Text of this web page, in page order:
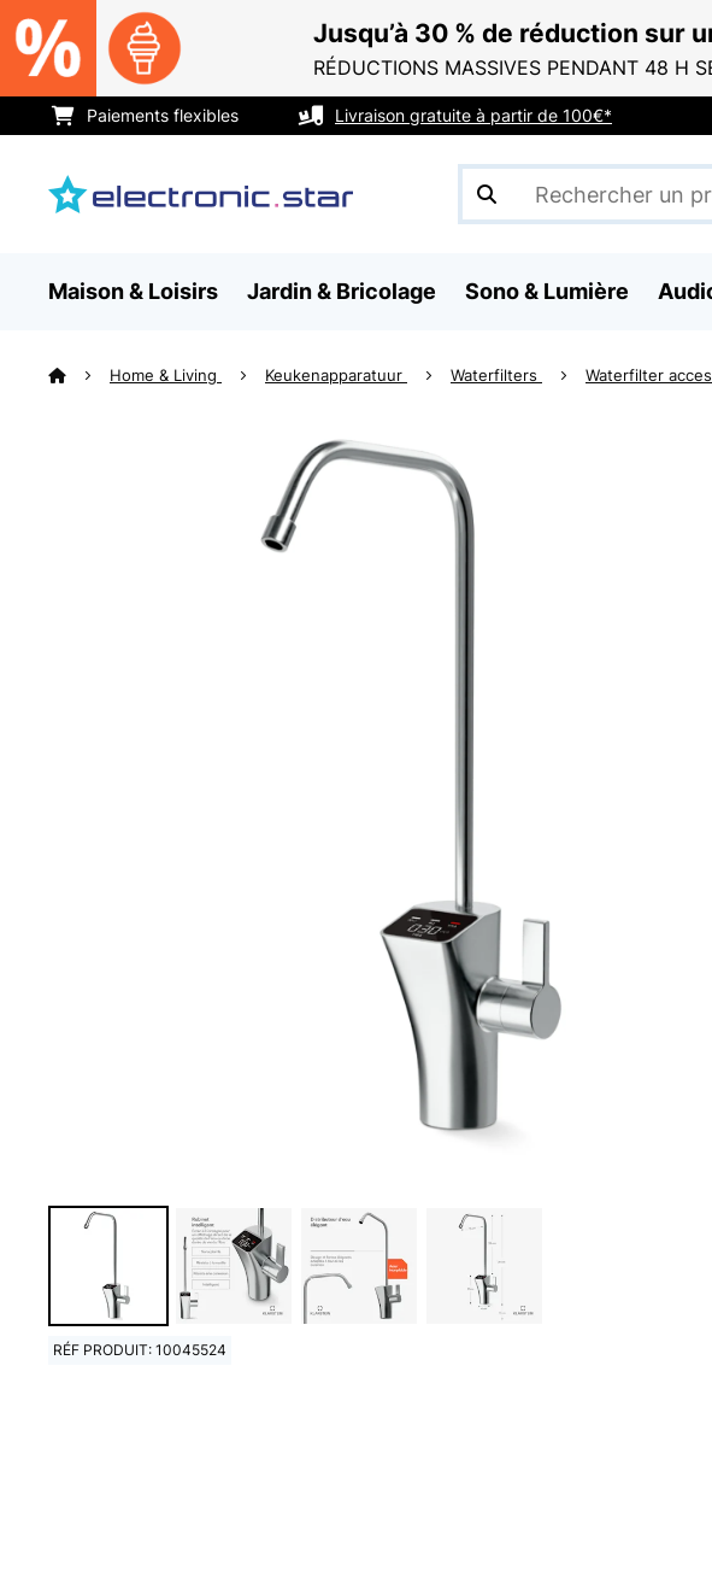
Jusqu’à 30 % de réduction sur
RÉDUCTIONS MASSIVES PENDANT 48 H
Paiements flexibles Livraison gratuite à partir de 100€*
Maison & Loisirs Jardin & Bricolage Sono & Lumière
Home & Living Keukenapparatuur Waterfilters Waterfilter
RÉF PRODUIT: 10045524